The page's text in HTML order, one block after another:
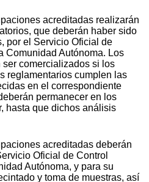
acreditadas realizarán
que deberán haber sido
por el Servicio Oficial de
Comunidad Autónoma. Los
ser comercializados si los
reglamentarios cumplen las
en el correspondiente
permanecer en los
hasta que dichos análisis
acreditadas deberán
Oficial de Control
Autónoma, y para su
y toma de muestras, así